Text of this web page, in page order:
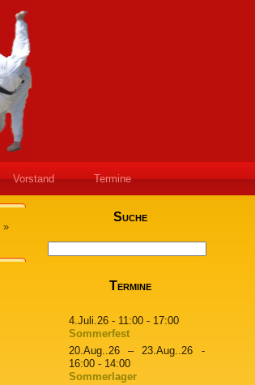
Vorstand Termine
»
Suche
Termine
4.Juli.26- 11:00 - 17:00
Sommerfest
20.Aug..26
– 23.Aug..26 -
16:00 - 14:00
Sommerlager